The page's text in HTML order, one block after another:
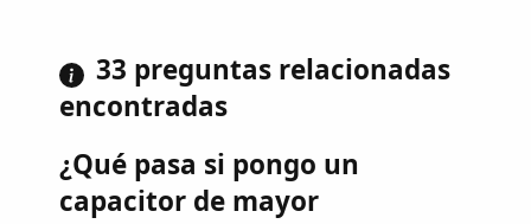
33 preguntas relacionadas
encontradas
¿Qué pasa si pongo un
capacitor de mayor